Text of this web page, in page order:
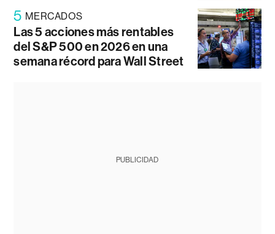
5 MERCADOS
Las 5 acciones más rentables
del S&P 500 en 2026 en una
semana récord para Wall Street
PUBLICIDAD